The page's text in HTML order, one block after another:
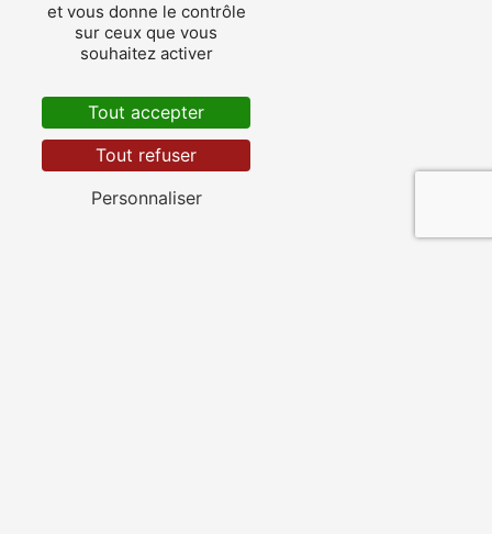
Cormes
et vous donne le contrôle
sur ceux que vous
souhaitez activer
Tout accepter
Tout refuser
Personnaliser